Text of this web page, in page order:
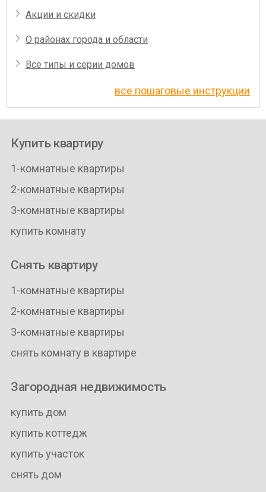
Акции и скидки
О районах города и области
Все типы и серии домов
все пошаговые инструкции
Купить квартиру
1-комнатные квартиры
2-комнатные квартиры
3-комнатные квартиры
купить комнату
Снять квартиру
1-комнатные квартиры
2-комнатные квартиры
3-комнатные квартиры
снять комнату в квартире
Загородная недвижимость
купить дом
купить коттедж
купить участок
снять дом